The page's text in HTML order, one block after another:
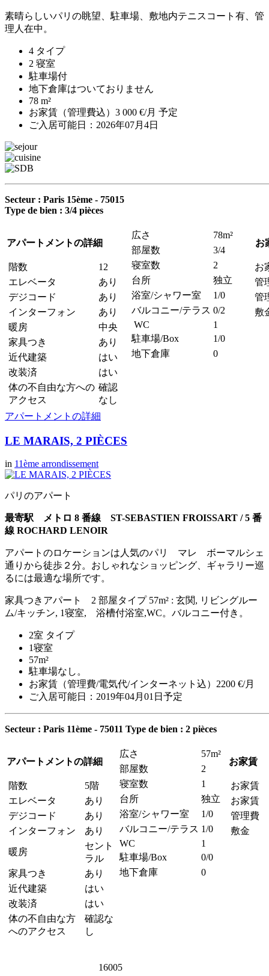
素晴らしいパリの眺望、駐車場、敷地内テニスコート有、管
理人在中。
4 タイプ
2 寝室
駐車場付
地下倉庫はついておりません
78 m²
お家賃（管理費込）3 000 €/月 予定
ご入居可能日：2026年07月4日
Secteur : Paris 15ème - 75015
Type de bien : 3/4 pièces
アパートメントの詳細
階数
12
エレベータ
あり
デジコード
あり
インターフォン
あり
暖房
中央
家具つき
あり
近代建築
はい
改装済
はい
体の不自由な方への
アクセス
確認
なし
広さ
78m²
部屋数
3/4
寝室数
2
台所
独立
浴室/シャワー室
1/0
バルコニー/テラス 0/2
WC
1
駐車場/Box
1/0
地下倉庫
0
お
お
管
管
敷
アパートメントの詳細
LE MARAIS, 2 PIÈCES
in 11ème arrondissement
パリのアパート
最寄駅 メトロ 8 番線 ST-SEBASTIEN FROISSART / 5 番
線 ROCHARD LENOIR
アパートのロケーションは人気のパリ マレ ボーマルシェ
通りから徒歩２分。おしゃれなショッピング、ギャラリー巡
るには最適な場所です。
家具つきアパート 2 部屋タイプ 57m² : 玄関, リビングルー
ム/キッチン, 1寝室, 浴槽付浴室,WC。バルコニー付き。
2室 タイプ
1寝室
57m²
駐車場なし。
お家賃（管理費/電気代/インターネット込）2200 €/月
ご入居可能日：2019年04月01日予定
Secteur : Paris 11ème - 75011 Type de bien : 2 pièces
アパートメントの詳細
階数
5階
エレベータ
あり
デジコード
あり
インターフォン
あり
暖房
セント
ラル
家具つき
あり
近代建築
はい
改装済
はい
体の不自由な方
へのアクセス
確認な
し
広さ
57m²
部屋数
2
寝室数
1
台所
独立
浴室/シャワー室
1/0
バルコニー/テラス 1/0
WC
1
駐車場/Box
0/0
地下倉庫
0
お家賃
お家賃
お家賃
管理費
敷金
16005